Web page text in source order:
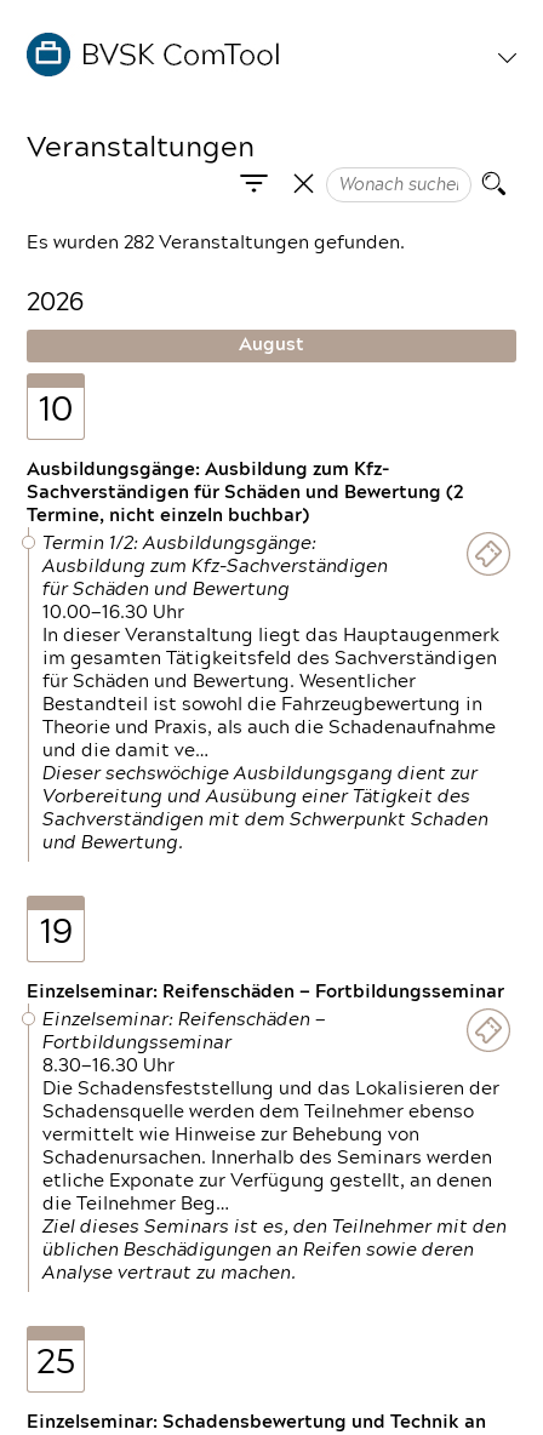
Veranstaltungen
Es wurden 282 Veranstaltungen gefunden.
2026
August
10
Ausbildungsgänge: Ausbildung zum Kfz-
Sachverständigen für Schäden und Bewertung (2
Termine, nicht einzeln buchbar)
Termin 1/2: Ausbildungsgänge:
Ausbildung zum Kfz-Sachverständigen
für Schäden und Bewertung
10.00—16.30 Uhr
In dieser Veranstaltung liegt das Hauptaugenmerk
im gesamten Tätigkeitsfeld des Sachverständigen
für Schäden und Bewertung. Wesentlicher
Bestandteil ist sowohl die Fahrzeugbewertung in
Theorie und Praxis, als auch die Schadenaufnahme
und die damit ve…
Dieser sechswöchige Ausbildungsgang dient zur
Vorbereitung und Ausübung einer Tätigkeit des
Sachverständigen mit dem Schwerpunkt Schaden
und Bewertung.
19
Einzelseminar: Reifenschäden — Fortbildungsseminar
Einzelseminar: Reifenschäden —
Fortbildungsseminar
8.30—16.30 Uhr
Die Schadensfeststellung und das Lokalisieren der
Schadensquelle werden dem Teilnehmer ebenso
vermittelt wie Hinweise zur Behebung von
Schadenursachen. Innerhalb des Seminars werden
etliche Exponate zur Verfügung gestellt, an denen
die Teilnehmer Beg…
Ziel dieses Seminars ist es, den Teilnehmer mit den
üblichen Beschädigungen an Reifen sowie deren
Analyse vertraut zu machen.
25
Einzelseminar: Schadensbewertung und Technik an